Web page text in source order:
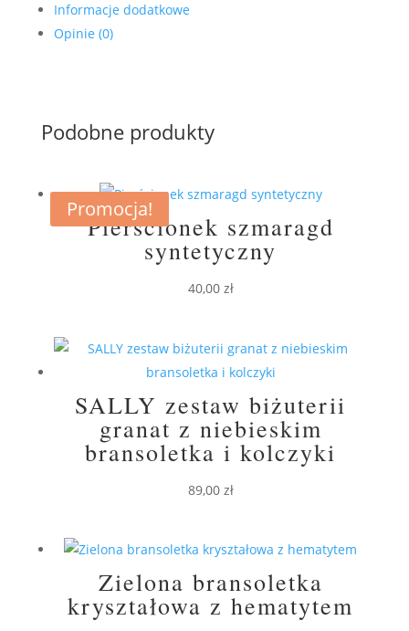
Informacje dodatkowe
Opinie (0)
Podobne produkty
Pierścionek szmaragd
syntetyczny
40,00 zł
SALLY zestaw biżuterii
granat z niebieskim
bransoletka i kolczyki
89,00 zł
Promocja!
Zielona bransoletka
kryształowa z hematytem